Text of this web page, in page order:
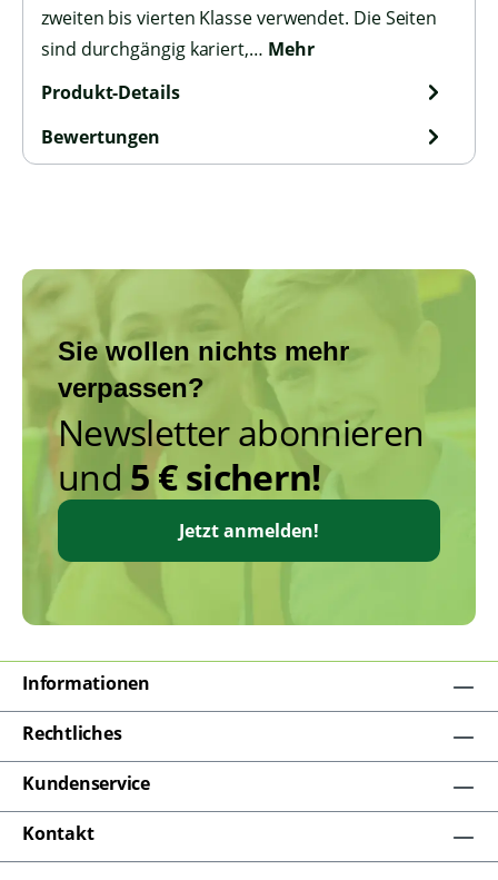
zweiten bis vierten Klasse verwendet. Die Seiten
sind durchgängig kariert,… Mehr
Produkt-Details
Bewertungen
Sie wollen nichts mehr
verpassen?
Newsletter abonnieren
und 5 € sichern!
Jetzt anmelden!
Informationen
Rechtliches
Kundenservice
Kontakt